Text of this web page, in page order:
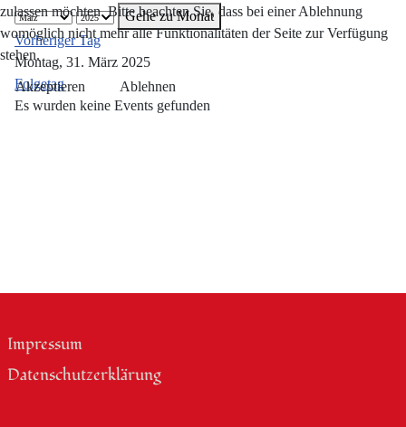
Gehe zu Monat
Vorheriger Tag
Montag, 31. März 2025
Folgetag
Es wurden keine Events gefunden
Impressum
Datenschutzerklärung
zulassen möchten. Bitte beachten Sie, dass bei einer Ablehnung
womöglich nicht mehr alle Funktionalitäten der Seite zur Verfügung
stehen.
Akzeptieren Ablehnen